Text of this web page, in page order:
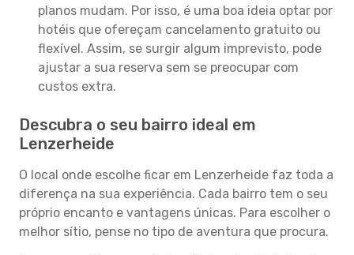
planos mudam. Por isso, é uma boa ideia optar por
hotéis que ofereçam cancelamento gratuito ou
flexível. Assim, se surgir algum imprevisto, pode
ajustar a sua reserva sem se preocupar com
custos extra.
Descubra o seu bairro ideal em
Lenzerheide
O local onde escolhe ficar em Lenzerheide faz toda a
diferença na sua experiência. Cada bairro tem o seu
próprio encanto e vantagens únicas. Para escolher o
melhor sítio, pense no tipo de aventura que procura.